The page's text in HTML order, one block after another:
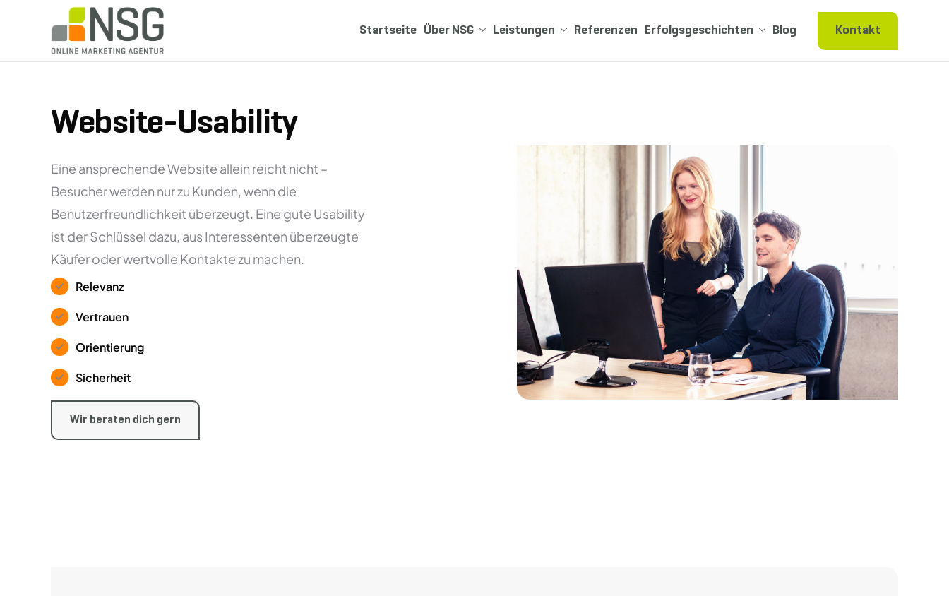
Startseite Über NSG Leistungen Referenzen Erfolgsgeschichten Blog Kontakt
Website-Usability
Eine ansprechende Website allein reicht nicht –
Besucher werden nur zu Kunden, wenn die
Benutzerfreundlichkeit überzeugt. Eine gute Usability
ist der Schlüssel dazu, aus Interessenten überzeugte
Käufer oder wertvolle Kontakte zu machen.
Relevanz
Vertrauen
Orientierung
Sicherheit
Wir beraten dich gern